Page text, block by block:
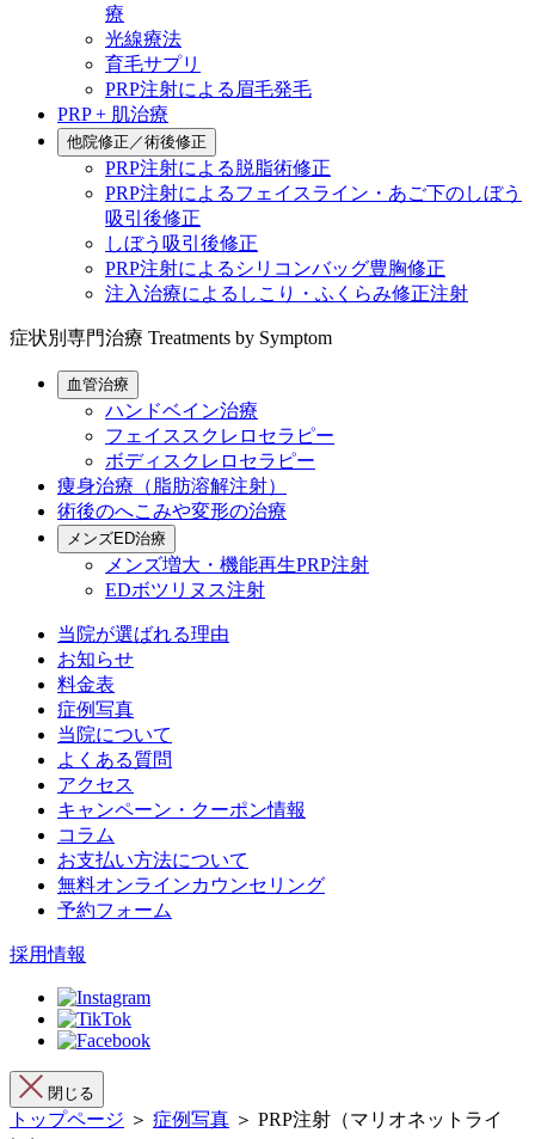
療
光線療法
育毛サプリ
PRP注射による眉毛発毛
PRP + 肌治療
他院修正／術後修正
PRP注射による脱脂術修正
PRP注射によるフェイスライン・あご下のしぼう
吸引後修正
しぼう吸引後修正
PRP注射によるシリコンバッグ豊胸修正
注入治療によるしこり・ふくらみ修正注射
症状別専門治療 Treatments by Symptom
血管治療
ハンドベイン治療
フェイススクレロセラピー
ボディスクレロセラピー
痩身治療（脂肪溶解注射）
術後のへこみや変形の治療
メンズED治療
メンズ増大・機能再生PRP注射
EDボツリヌス注射
当院が選ばれる理由
お知らせ
料金表
症例写真
当院について
よくある質問
アクセス
キャンペーン・クーポン情報
コラム
お支払い方法について
無料オンラインカウンセリング
予約フォーム
採用情報
閉じる
トップページ ＞ 症例写真 ＞ PRP注射（マリオネットライ